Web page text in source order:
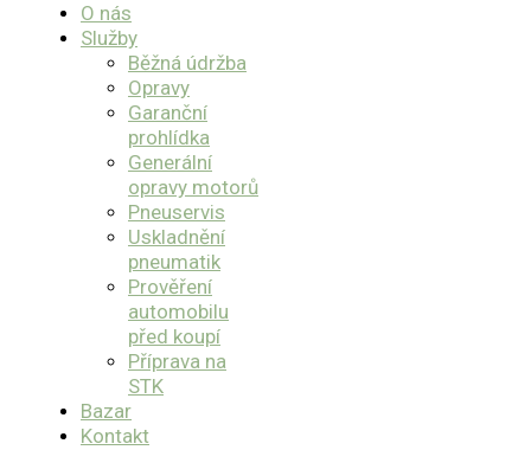
O nás
Služby
Běžná údržba
Opravy
Garanční
prohlídka
Generální
opravy motorů
Pneuservis
Uskladnění
pneumatik
Prověření
automobilu
před koupí
Příprava na
STK
Bazar
Kontakt